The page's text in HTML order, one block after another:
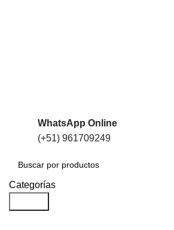
WhatsApp Online
(+51) 961709249
Categorías